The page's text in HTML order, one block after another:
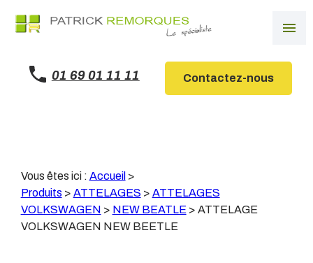
menu
01 69 01 11 11 Contactez-nous
Vous êtes ici : Accueil >
Produits > ATTELAGES > ATTELAGES
VOLKSWAGEN > NEW BEATLE > ATTELAGE
VOLKSWAGEN NEW BEETLE